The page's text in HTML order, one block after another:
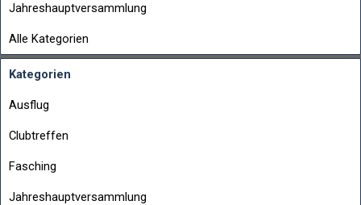
Jahreshauptversammlung
Alle Kategorien
Kategorien
Ausflug
Clubtreffen
Fasching
Jahreshauptversammlung